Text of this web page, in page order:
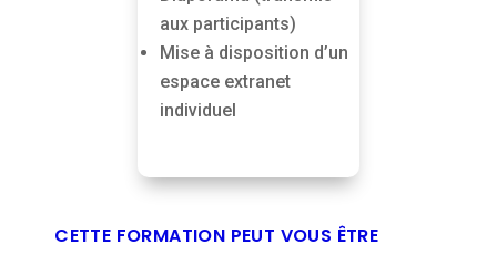
aux participants)
Mise à disposition d’un
espace extranet
individuel
CETTE FORMATION PEUT VOUS ÊTRE